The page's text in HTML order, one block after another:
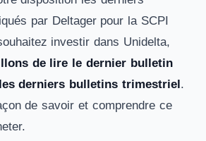
par Deltager pour la SCPI
investir dans Unidelta,
de lire le dernier bulletin
derniers bulletins trimestriel.
de savoir et comprendre ce